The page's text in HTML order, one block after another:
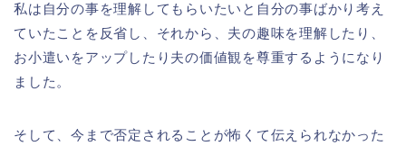
私は自分の事を理解してもらいたいと自分の事ばかり考え
ていたことを反省し、それから、夫の趣味を理解したり、
お小遣いをアップしたり夫の価値観を尊重するようになり
ました。
そして、今まで否定されることが怖くて伝えられなかった